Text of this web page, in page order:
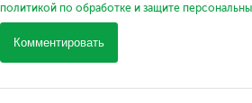
политикой по обработке и защите
Комментировать